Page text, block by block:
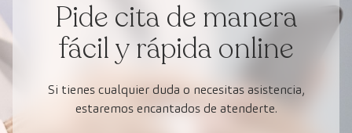
Pide cita de manera
fácil y rápida online
Si tienes cualquier duda o necesitas asistencia,
estaremos encantados de atenderte.